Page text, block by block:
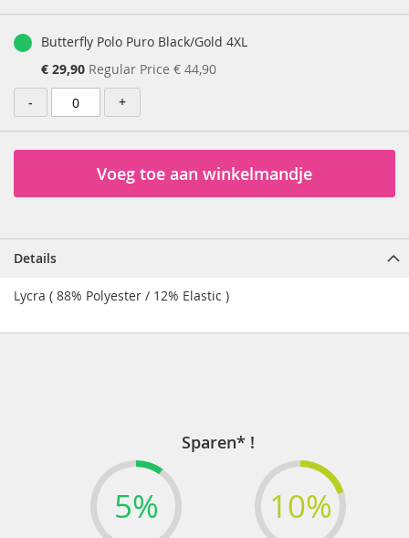
Butterfly Polo Puro Black/Gold 4XL
Special
Price
€ 29,90 Regular Price € 44,90
-
+
Voeg toe aan winkelmandje
Details
Lycra ( 88% Polyester / 12% Elastic )
Sparen* !
5% 10%